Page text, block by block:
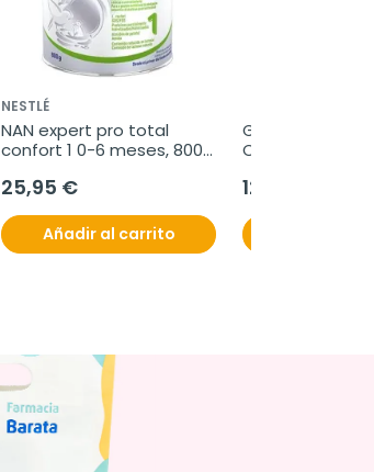
NESTLÉ
NAN expert pro total
confort 1 0-6 meses, 800
25,95 €
Añadir al carrito
Ginegea Cas
Comp.
12,50 €